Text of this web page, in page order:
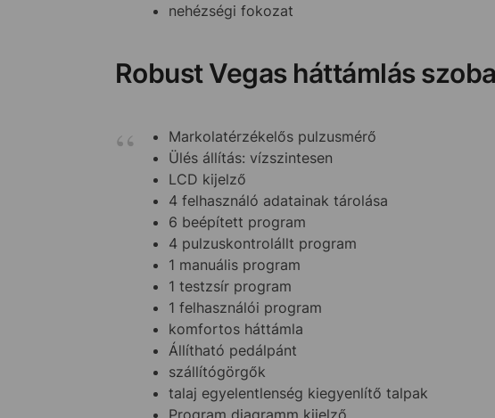
nehézségi fokozat
Robust Vegas háttámlás
Markolatérzékelős pulzusmérő
Ülés állítás: vízszintesen
LCD kijelző
4 felhasználó adatainak tárolása
6 beépített program
4 pulzuskontrolállt program
1 manuális program
1 testzsír program
1 felhasználói program
komfortos háttámla
Állítható pedálpánt
szállítógörgők
talaj egyelentlenség kiegyenlítő talpak
Program diagramm kijelző